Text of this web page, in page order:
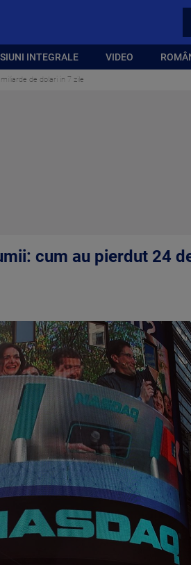
INTEGRALE VIDEO
de dolari in 7 zile
cum au pierdut 24